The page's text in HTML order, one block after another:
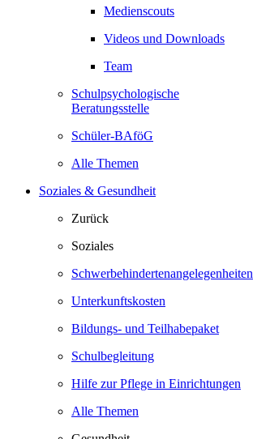
Medienscouts
Videos und Downloads
Team
Schulpsychologische
Beratungsstelle
Schüler-BAföG
Alle Themen
Soziales & Gesundheit
Zurück
Soziales
Schwerbehindertenangelegenheiten
Unterkunftskosten
Bildungs- und Teilhabepaket
Schulbegleitung
Hilfe zur Pflege in Einrichtungen
Alle Themen